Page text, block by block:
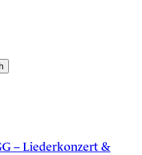
– Liederkonzert &